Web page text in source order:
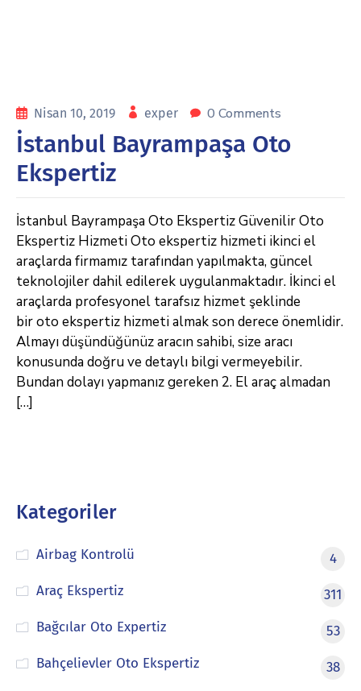
Nisan 10, 2019 exper 0 Comments
İstanbul Bayrampaşa Oto
Ekspertiz
İstanbul Bayrampaşa Oto Ekspertiz Güvenilir Oto
Ekspertiz Hizmeti Oto ekspertiz hizmeti ikinci el
araçlarda firmamız tarafından yapılmakta, güncel
teknolojiler dahil edilerek uygulanmaktadır. İkinci el
araçlarda profesyonel tarafsız hizmet şeklinde
bir oto ekspertiz hizmeti almak son derece önemlidir.
Almayı düşündüğünüz aracın sahibi, size aracı
konusunda doğru ve detaylı bilgi vermeyebilir.
Bundan dolayı yapmanız gereken 2. El araç almadan
[…]
Kategoriler
Airbag Kontrolü
4
Araç Ekspertiz
311
Bağcılar Oto Expertiz
53
Bahçelievler Oto Ekspertiz
38